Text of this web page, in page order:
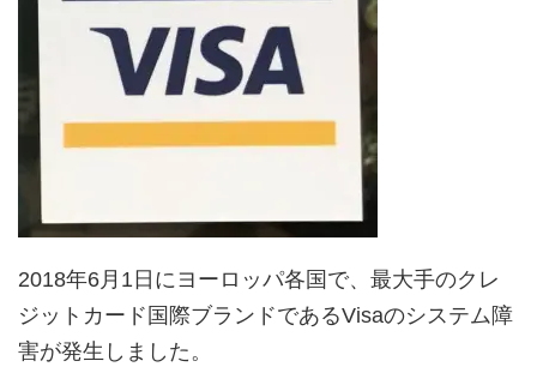
2018年6月1日にヨーロッパ各国で、最大手のクレ
ジットカード国際ブランドであるVisaのシステム障
害が発生しました。